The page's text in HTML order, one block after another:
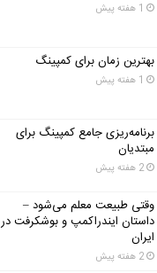
1 هفته پیش
بهترین زمان برای کمپینگ
1 هفته پیش
برنامه‌ریزی جامع کمپینگ برای
مبتدیان
2 هفته پیش
وقتی طبیعت معلم می‌شود –
داستان ایندراکمپ و بوشکرفت در
ایران
2 هفته پیش